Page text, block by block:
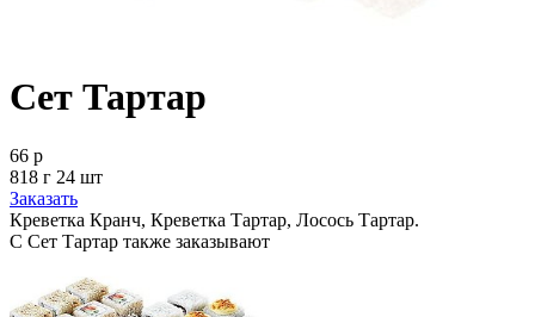
Сет Тартар
66 р
818 г 24 шт
Заказать
Креветка Кранч, Креветка Тартар, Лосось Тартар.
С Сет Тартар также заказывают